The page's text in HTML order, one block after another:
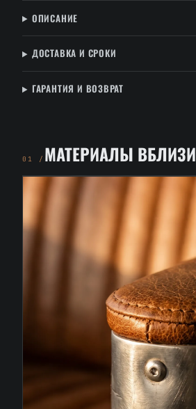
ОПИСАНИЕ
ДОСТАВКА И СРОКИ
ГАРАНТИЯ И ВОЗВРАТ
01 / МАТЕРИАЛЫ ВБЛИЗИ